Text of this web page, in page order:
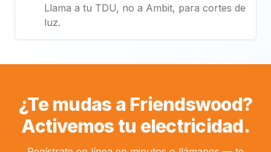
Llama a tu TDU, no a Ambit, para cortes de
luz.
¿Te mudas a Friendswood?
Activemos tu electricidad.